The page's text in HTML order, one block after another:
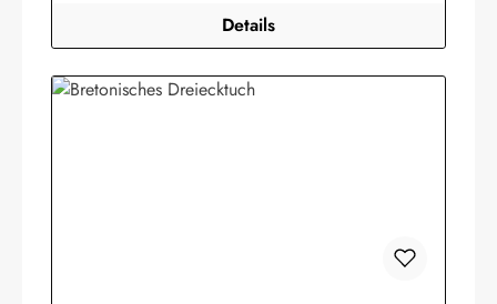
cm Kopfumfang Herstellerinformationen:AS
Bekleidungswerk GmbHHeglitzer Str. 1226409
Wittmundinfo@modas-bekleidung.de
Details